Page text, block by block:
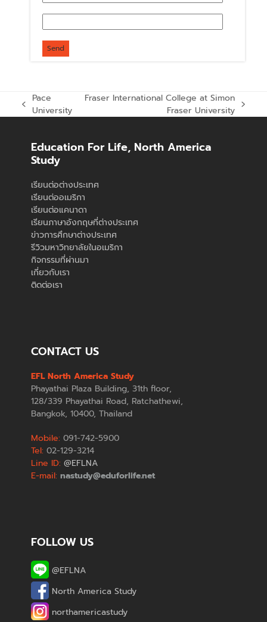
previous
Pace
University
Fraser International College at Simon
Fraser University
Education For Life, North America
Study
เรียนต่อต่างประเทศ
เรียนต่ออเมริกา
เรียนต่อแคนาดา
เรียนภาษาอังกฤษที่ต่างประเทศ
ข่าวการศึกษาต่างประเทศ
รีวิวมหาวิทยาลัยในอเมริกา
กิจกรรมที่ผ่านมา
เกี่ยวกับเรา
ติดต่อเรา
CONTACT US
EFL North America Study
Phayathai Plaza Building, 31th floor,
128/339 Phayathai Road, Ratchathewi,
Bangkok, 10400, Thailand
Mobile: 091-742-5900
Tel: 02-129-3214
Line ID: @EFLNA
E-mail: nastudy@eduforlife.net
FOLLOW US
@EFLNA
North America Study
northamericastudy